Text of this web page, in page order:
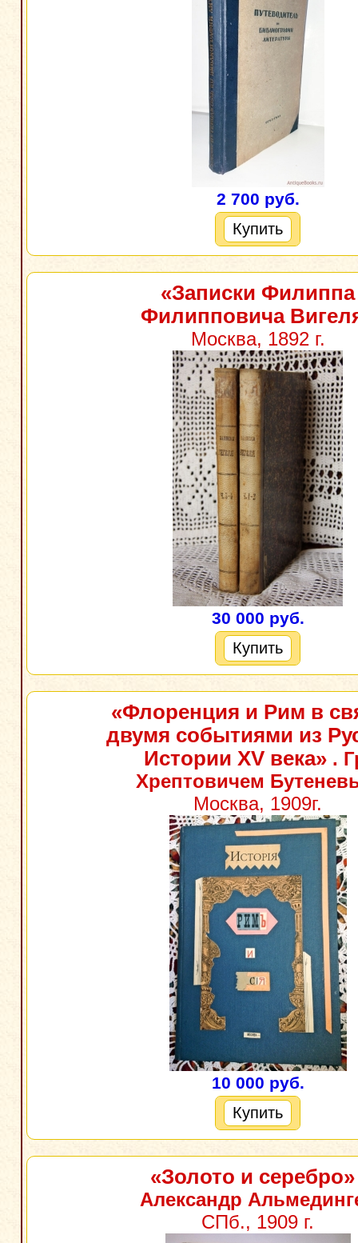
2 700 руб.
Купить
«Записки Филиппа
Филипповича
Москва, 1892 г.
30 000 руб.
Купить
«Флоренция и Рим в
двумя событиями из
Истории XV века» .
Хрептовичем
Москва, 1909г.
10 000 руб.
Купить
«Золото и серебро»
Александр
СПб., 1909 г.